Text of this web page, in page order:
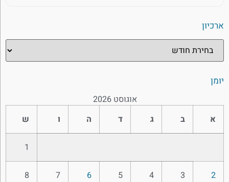
ארכיון
יומן
אוגוסט 2026
א
ב ד ה ש
2
3
4
5
6
7
8